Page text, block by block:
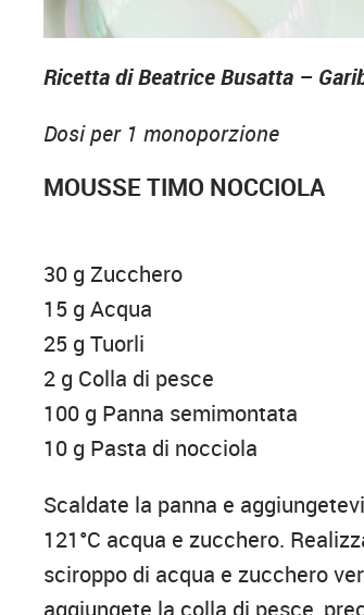
Ricetta di Beatrice Busatta –
Dosi per 1 monoporzione
MOUSSE TIMO NOCCIOLA
30 g Zucchero
15 g Acqua
25 g Tuorli
2 g Colla di pesce
100 g Panna semimontata
10 g Pasta di nocciola
Scaldate la panna e
121°C acqua e zucchero.
sciroppo di acqua e zucchero
aggiungete la colla di pesce,